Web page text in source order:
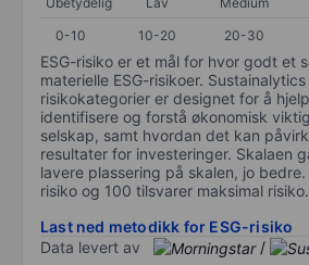
0-10
10-20 20-30
ESG-risiko er et mål for hvor godt et
materielle ESG-risikoer. Sustainalytics
risikokategorier er designet for å
identifisere og forstå økonomisk
selskap, samt hvordan det kan
resultater for investeringer. Skalaen
lavere plassering på skalen, jo
risiko og 100 tilsvarer maksimal risiko.
Last ned metodikk for ESG-risiko
Data levert av
/